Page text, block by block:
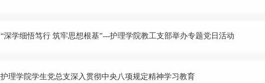
“深学细悟笃行 筑牢思想根基”---护理学院教工支部举办专题党日活动
护理学院学生党总支深入贯彻中央八项规定精神学习教育